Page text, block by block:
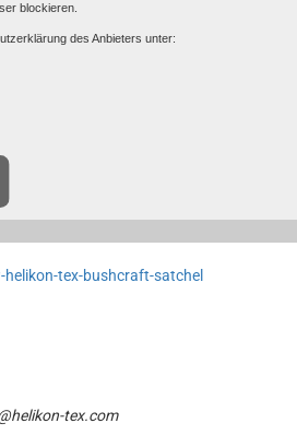
blockieren.
des Anbieters unter:
tex-bushcraft-satchel
tex.com